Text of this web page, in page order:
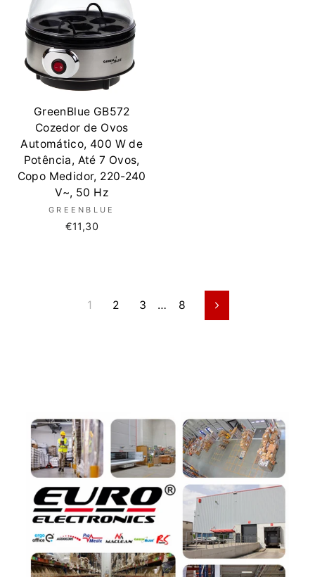
GreenBlue GB572
Cozedor de Ovos
Automático, 400 W de
Potência, Até 7 Ovos,
Copo Medidor, 220-240
V~, 50 Hz
GREENBLUE
€11,30
1 2 3 … 8 Seguinte